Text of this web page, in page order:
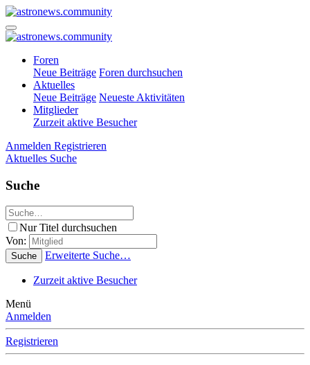
Foren
Neue Beiträge Foren durchsuchen
Aktuelles
Neue Beiträge Neueste Aktivitäten
Mitglieder
Zurzeit aktive Besucher
Anmelden Registrieren
Aktuelles Suche
Suche
Nur Titel durchsuchen
Von:
Suche Erweiterte Suche…
Zurzeit aktive Besucher
Menü
Anmelden
Registrieren